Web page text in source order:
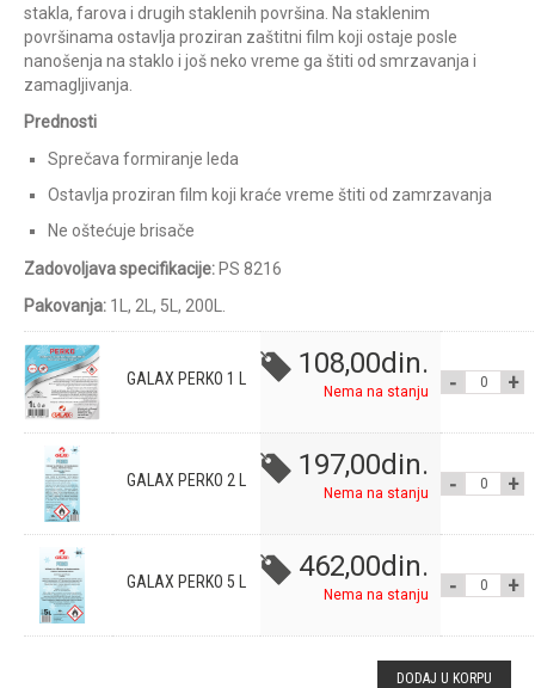
stakla, farova i drugih staklenih površina. Na staklenim
površinama ostavlja proziran zaštitni film koji ostaje posle
nanošenja na staklo i još neko vreme ga štiti od smrzavanja i
zamagljivanja.
Prednosti
Sprečava formiranje leda
Ostavlja proziran film koji kraće vreme štiti od zamrzavanja
Ne oštećuje brisače
Zadovoljava specifikacije:PS 8216
Pakovanja: 1L, 2L, 5L, 200L.
GALAX PERKO 1 L 108,00din.
Nema na stanju
GALAX
1 L
GALAX PERKO 2 L 197,00din.
Nema na stanju
GALAX
2 L
GALAX PERKO 5 L 462,00din.
Nema na stanju
GALAX
5 L
DODAJ U KORPU